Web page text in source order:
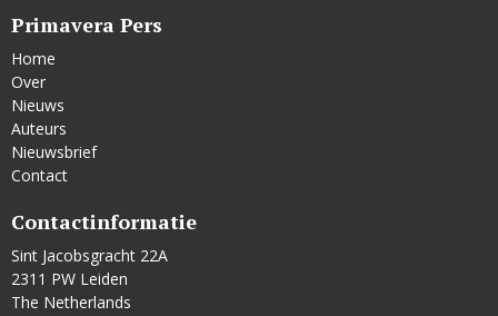
Primavera Pers
Home
Over
Nieuws
Auteurs
Nieuwsbrief
Contact
Contactinformatie
Sint Jacobsgracht 22A
2311 PW Leiden
The Netherlands